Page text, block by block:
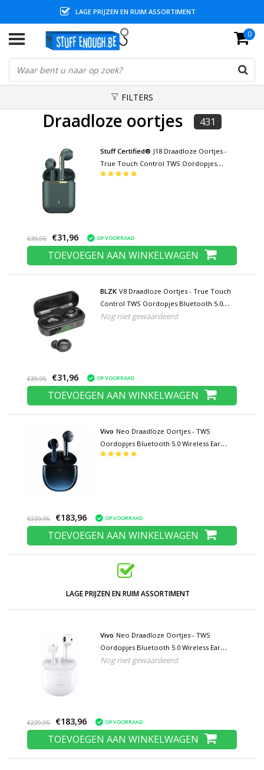
LAGE PRIJZEN EN RUIM ASSORTIMENT
0
FILTERS
Draadloze oortjes 431
Stuff Certified® J18 Draadloze Oortjes -
True Touch Control TWS Oordopjes
Bluetooth 5.0 Wireless Ear Buds
€39,95 €31,96 OP VOORRAAD
TOEVOEGEN AAN WINKELWAGEN
BLZK V8 Draadloze Oortjes - True Touch
Control TWS Oordopjes Bluetooth 5.0
Wireless Ear Buds Earphones Oortelefoon
Nog niet gewaardeerd
€39,95 €31,96 OP VOORRAAD
TOEVOEGEN AAN WINKELWAGEN
Vivo Neo Draadloze Oortjes - TWS
Oordopjes Bluetooth 5.0 Wireless Ear
Phones Buds Oortelefoon Zwart
€229,95 €183,96 OP VOORRAAD
TOEVOEGEN AAN WINKELWAGEN
LAGE PRIJZEN EN RUIM ASSORTIMENT
Vivo Neo Draadloze Oortjes - TWS
Oordopjes Bluetooth 5.0 Wireless Ear
Phones Buds Oortelefoon Wit
Nog niet gewaardeerd
€229,95 €183,96 OP VOORRAAD
TOEVOEGEN AAN WINKELWAGEN